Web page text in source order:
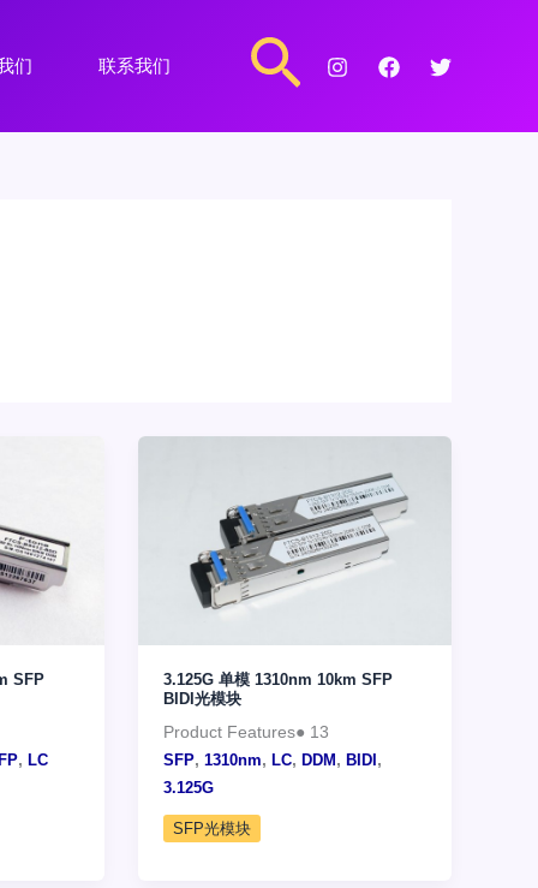
们 联系我们
搜
索
SFP
,LC
3.125G 单模 1310nm 10km SFP
BIDI光模块
Product Features● 13
SFP, 1310nm, LC, DDM , BIDI ,
3.125G
SFP光模块